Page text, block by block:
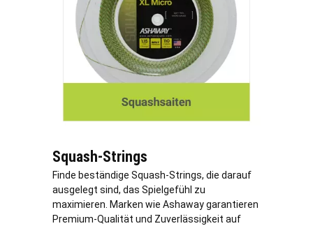
Squash-Strings
Finde beständige Squash-Strings, die darauf
ausgelegt sind, das Spielgefühl zu
maximieren. Marken wie Ashaway garantieren
Premium-Qualität und Zuverlässigkeit auf